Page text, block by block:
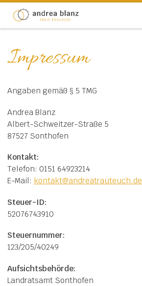
Zum Inhalt springen
Impressum
Angaben gemäß § 5 TMG
Andrea Blanz
Albert-Schweitzer-Straße 5
87527 Sonthofen
Kontakt:
Telefon: 0151 64923214
E-Mail: kontakt@andreatrauteuch.de
Steuer-ID:
52076743910
Steuernummer:
123/205/40249
Aufsichtsbehörde:
Landratsamt Sonthofen